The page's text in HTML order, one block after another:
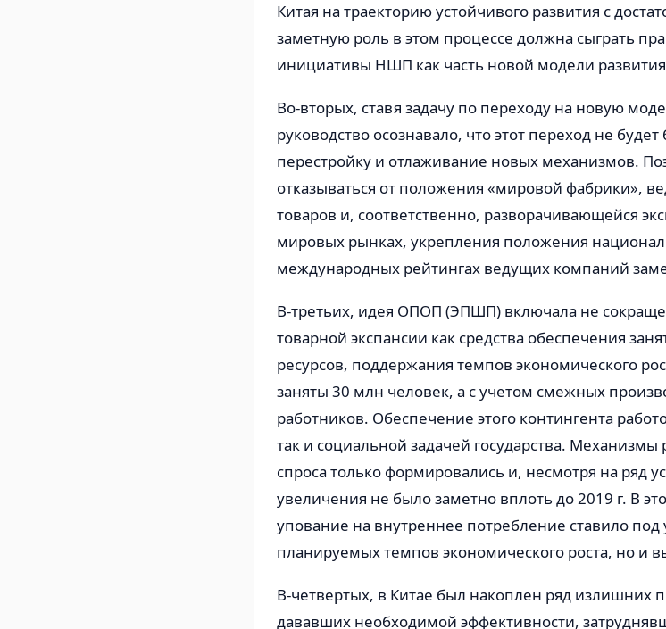
Китая на траекторию устойчивого развития с
заметную роль в этом процессе должна сыграть
инициативы НШП как часть новой модели
Во-вторых, ставя задачу по переходу на новую
руководство осознавало, что этот переход не
перестройку и отлаживание новых механизмов.
отказываться от положения «мировой фабрики»,
товаров и, соответственно, разворачивающейся
мировых рынках, укрепления положения
международных рейтингах ведущих компаний
В-третьих, идея ОПОП (ЭПШП) включала не
товарной экспансии как средства обеспечения
ресурсов, поддержания темпов экономического
заняты 30 млн человек, а с учетом смежных
работников. Обеспечение этого контингента
так и социальной задачей государства.
спроса только формировались и, несмотря на ряд
увеличения не было заметно вплоть до 2019 г. В
упование на внутреннее потребление ставило под
планируемых темпов экономического роста, но и
В-четвертых, в Китае был накоплен ряд излишних
дававших необходимой эффективности,